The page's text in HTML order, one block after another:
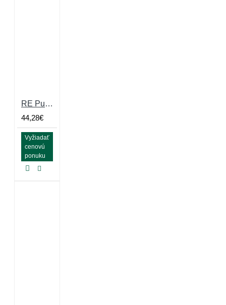
RE Puzzle Large Grey 10mm, drobné granule s 40%EPDM
44,28€
Vyžiadať
cenovú
ponuku